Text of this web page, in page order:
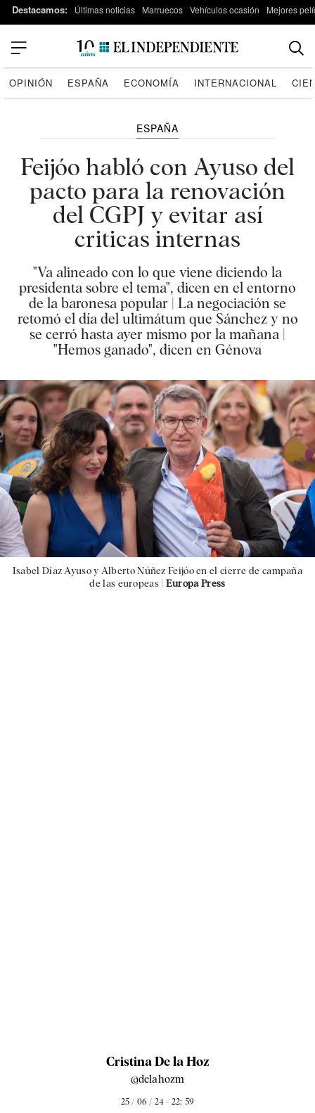
Destacamos: Últimas noticias Marruecos Vehículos ocasión Mejores
OPINIÓN ESPAÑA ECONOMÍA INTERNACIONAL
ESPAÑA
Feijóo habló con Ayuso del
pacto para la renovación
del CGPJ y evitar así
criticas internas
"Va alineado con lo que viene diciendo la
presidenta sobre el tema", dicen en el entorno
de la baronesa popular | La negociación se
retomó el día del ultimátum que Sánchez y no
se cerró hasta ayer mismo por la mañana |
"Hemos ganado", dicen en Génova
Isabel Díaz Ayuso y Alberto Núñez Feijóo en el cierre de campaña
de las europeas | Europa Press
Cristina De la Hoz
@delahozm
25 / 06 / 24 - 22: 59